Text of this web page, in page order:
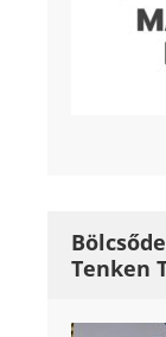
Tenken